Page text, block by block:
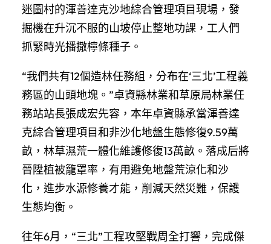
迷圖村的渾善達克沙地綜合管理項目現場，發
掘機在升沉不服的山坡停止整地功課，工人們
抓緊時光播撒檸條種子。
“我們共有12個造林任務組，分布在‘三北’工程義
務區的山頭地塊。”卓資縣林業和草原局林業任
務站站長張成宏先容，本年卓資縣承當渾善達
克綜合管理項目和非沙化地盤生態修復9.59萬
畝，林草濕荒一體化維護修復13萬畝。落成后將
晉陞植被籠罩率，有用避免地盤荒涼化和沙
化，進步水源修養才能，削減天然災難，保護
生態均衡。
往年6月，“三北”工程攻堅戰周全打響，完成傑